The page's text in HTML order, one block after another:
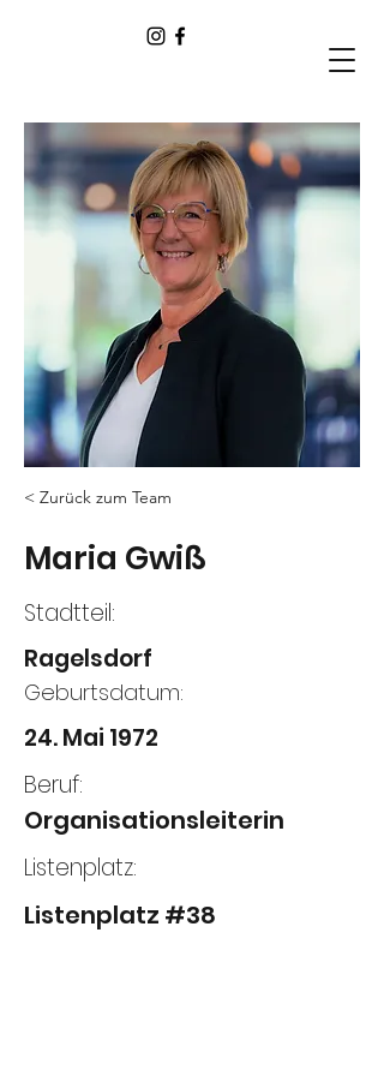
< Zurück zum Team
Maria Gwiß
Stadtteil:
Ragelsdorf
Geburtsdatum:
24. Mai 1972
Beruf:
Organisationsleiterin
Listenplatz:
Listenplatz #38